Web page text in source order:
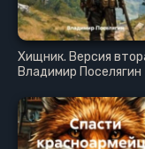
Хищник. Версия
Владимир Поселягин